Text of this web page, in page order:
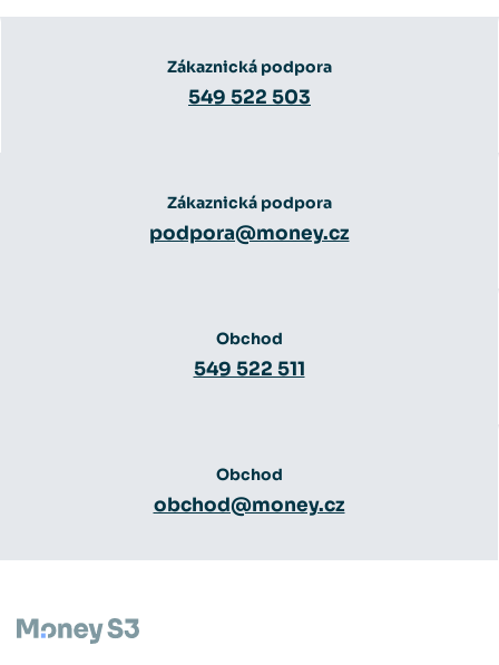
Zákaznická podpora
549 522 503
Zákaznická podpora
podpora@money.cz
Obchod
549 522 511
Obchod
obchod@money.cz